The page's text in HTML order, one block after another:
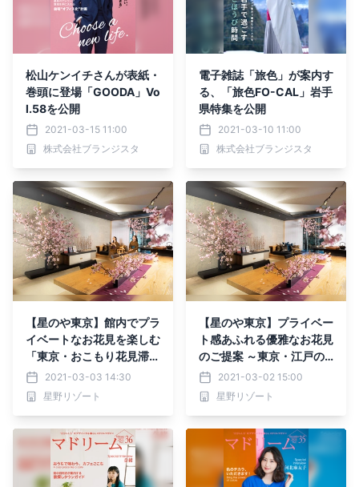
松山ケンイチさんが表紙・
巻頭に登場「GOODA」Vo
l.58を公開
2021-03-15 11:00
株式会社ブランジスタ
電子雑誌「旅色」が案内す
る、「旅色FO-CAL」岩手
県特集を公開
2021-03-10 11:00
株式会社ブランジスタ
【星のや東京】館内でプラ
イベートなお花見を楽しむ
「東京・おこもり花見滞
在」販売開始｜期間：202
1年3月1日〜4月15日
2021-03-03 14:30
星野リゾート
【星のや東京】プライベー
ト感あふれる優雅なお花見
のご提案 ～東京・江戸の
桜の楽しみ方5選～｜期
間：2021年3月1日～4月1
5日
2021-03-02 15:00
星野リゾート